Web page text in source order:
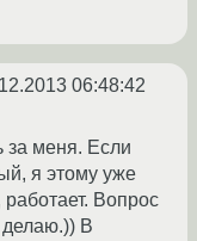
06:48:42
за меня. Если
я этому уже
Вопрос
В